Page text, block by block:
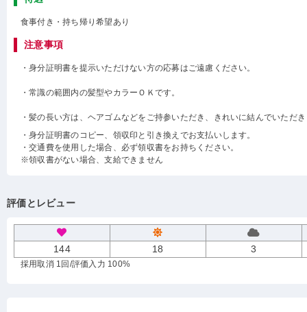
食事付き・持ち帰り希望あり
注意事項
・身分証明書を提示いただけない方の応募はご遠慮ください。
・常識の範囲内の髪型やカラーＯＫです。
・髪の長い方は、ヘアゴムなどをご持参いただき、きれいに結んでいただ
・身分証明書のコピー、領収印と引き換えでお支払いします。
・交通費を使用した場合、必ず領収書をお持ちください。
※領収書がない場合、支給できません
評価とレビュー
144 18 3
採用取消 1回 /評価入力 100%